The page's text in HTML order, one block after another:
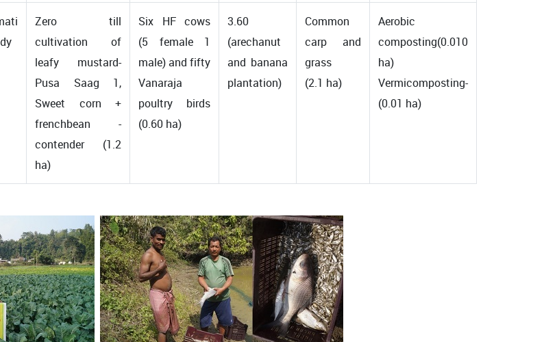
Zero till
cultivation of
leafy mustard-
Pusa Saag 1,
Sweet corn +
frenchbean -
contender (1.2
ha)
Six HF cows
(5 female 1
male) and fifty
Vanaraja
poultry birds
(0.60 ha)
3.60
(arechanut
and banana
plantation)
Common
carp and
grass
(2.1 ha)
Aerobic
composting(0.010
ha)
Vermicomposting-
(0.01 ha)